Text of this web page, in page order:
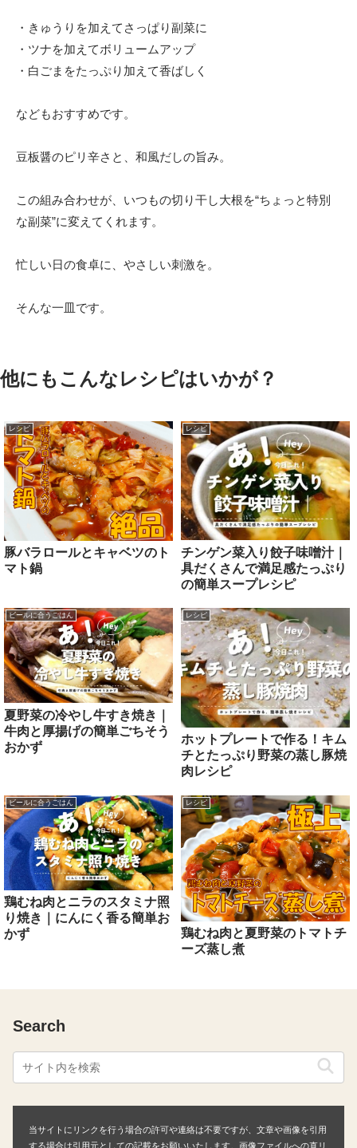
・きゅうりを加えてさっぱり副菜に
・ツナを加えてボリュームアップ
・白ごまをたっぷり加えて香ばしく
などもおすすめです。
豆板醤のピリ辛さと、和風だしの旨み。
この組み合わせが、いつもの切り干し大根を“ちょっと特別
な副菜”に変えてくれます。
忙しい日の食卓に、やさしい刺激を。
そんな一皿です。
他にもこんなレシピはいかが？
レシピ
豚バラロールとキャベツのト
マト鍋
レシピ
チンゲン菜入り餃子味噌汁｜
具だくさんで満足感たっぷり
の簡単スープレシピ
ビールに合うごはん
夏野菜の冷やし牛すき焼き｜
牛肉と厚揚げの簡単ごちそう
おかず
レシピ
ホットプレートで作る！キム
チとたっぷり野菜の蒸し豚焼
肉レシピ
ビールに合うごはん
鶏むね肉とニラのスタミナ照
り焼き｜にんにく香る簡単お
かず
レシピ
鶏むね肉と夏野菜のトマトチ
ーズ蒸し煮
Search
当サイトにリンクを行う場合の許可や連絡は不要ですが、文章や画像を引用
する場合は引用元としての記載をお願いいたします。画像ファイルへの直リ